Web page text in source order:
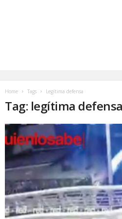
Home Tags Legítima defensa
Tag: legítima defensa